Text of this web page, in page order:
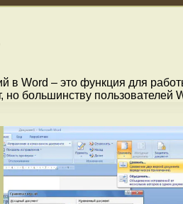
в Word – это функция для
но большинству пользователей